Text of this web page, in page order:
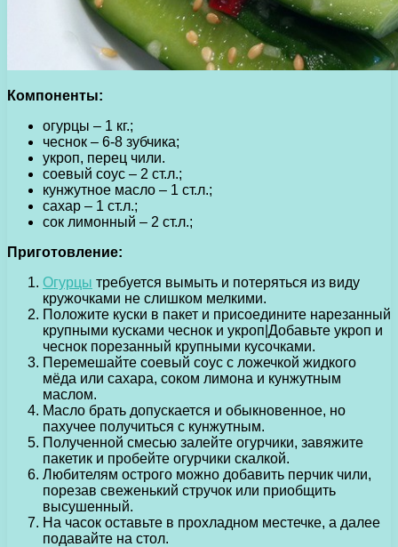
Компоненты:
огурцы – 1 кг.;
чеснок – 6-8 зубчика;
укроп, перец чили.
соевый соус – 2 ст.л.;
кунжутное масло – 1 ст.л.;
сахар – 1 ст.л.;
сок лимонный – 2 ст.л.;
Приготовление:
Огурцы требуется вымыть и потеряться из виду
кружочками не слишком мелкими.
Положите куски в пакет и присоедините нарезанный
крупными кусками чеснок и укроп|Добавьте укроп и
чеснок порезанный крупными кусочками.
Перемешайте соевый соус с ложечкой жидкого
мёда или сахара, соком лимона и кунжутным
маслом.
Масло брать допускается и обыкновенное, но
пахучее получиться с кунжутным.
Полученной смесью залейте огурчики, завяжите
пакетик и пробейте огурчики скалкой.
Любителям острого можно добавить перчик чили,
порезав свеженький стручок или приобщить
высушенный.
На часок оставьте в прохладном местечке, а далее
подавайте на стол.